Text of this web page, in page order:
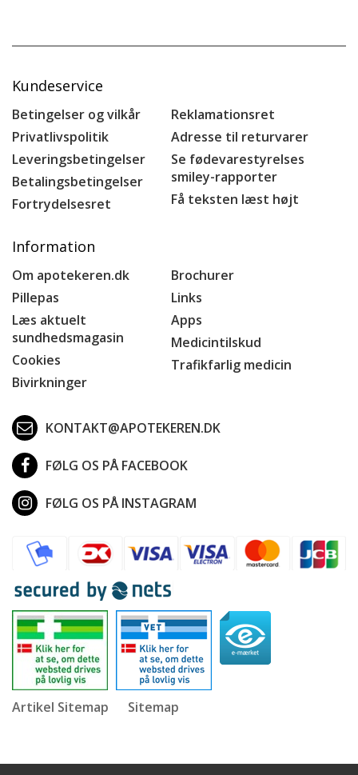
Kundeservice
Betingelser og vilkår
Privatlivspolitik
Leveringsbetingelser
Betalingsbetingelser
Fortrydelsesret
Reklamationsret
Adresse til returvarer
Se fødevarestyrelses
smiley-rapporter
Få teksten læst højt
Information
Om apotekeren.dk
Pillepas
Læs aktuelt
sundhedsmagasin
Cookies
Bivirkninger
Brochurer
Links
Apps
Medicintilskud
Trafikfarlig medicin
KONTAKT@APOTEKEREN.DK
FØLG OS PÅ FACEBOOK
FØLG OS PÅ INSTAGRAM
Artikel Sitemap Sitemap